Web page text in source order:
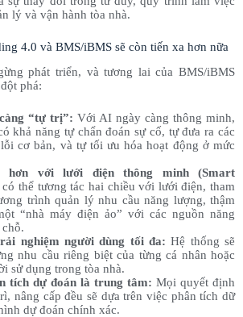
lý và vận hành tòa nhà.
4.0 và BMS/iBMS sẽ còn tiến xa hơn nữa
phát triển, và tương lai của BMS/iBMS
phá:
“tự trị”: Với AI ngày càng thông minh,
khả năng tự chẩn đoán sự cố, tự đưa ra các
cơ bản, và tự tối ưu hóa hoạt động ở mức
hơn với lưới điện thông minh (Smart
có thể tương tác hai chiều với lưới điện, tham
trình quản lý nhu cầu năng lượng, thậm
“nhà máy điện ảo” với các nguồn năng
nghiệm người dùng tối đa: Hệ thống sẽ
nhu cầu riêng biệt của từng cá nhân hoặc
sử dụng trong tòa nhà.
tích dự đoán là trung tâm: Mọi quyết định
nâng cấp đều sẽ dựa trên việc phân tích dữ
dự đoán chính xác.